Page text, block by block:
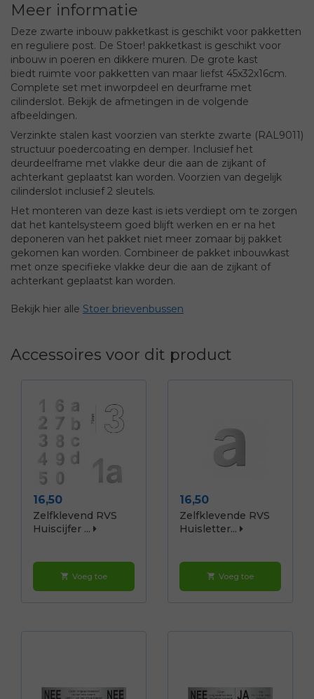
Meer informatie
Deze zwarte inbouw pakketkast is geschikt voor pakketten
en reguliere post. De Stoer! pakketkast is geschikt voor
inbouw in poeren en dikkere muren. De grote kast
biedt ruimte voor pakketten van maar liefst 45x32x16cm.
Complete set met inworpdeel en deurframe met
cilinderslot. Bekijk de afmetingen in de volgende
afbeeldingen.
Verzinkte stalen kast voorzien van sterkte zwarte (RAL9011)
structuur poedercoating en demper. Inclusief het
deurdeelframe met vlakke deur die aan de zijkant of
achterkant geplaatst kan worden. Voorzien van degelijk
cilinderslot inclusief 2 sleutels.
Het monteren van deze kast is iets verdiept om te zorgen
dat het kantelsysteem goed blijft werken en er na het
deponeren van het pakket niet meer zomaar bij pakket
gekomen kan worden. Combineer de pakket inbouwkast
met onze specifieke vlakke deur die aan de zijkant of
achterkant geplaatst kan worden.
Bekijk hier alle Stoer brievenbussen
Accessoires voor dit product
Prijs
16,50
Zelfklevend RVS
Huiscijfer ...
shopping_cart Voeg toe
Prijs
16,50
Zelfklevende RVS
Huisletter...
shopping_cart Voeg toe